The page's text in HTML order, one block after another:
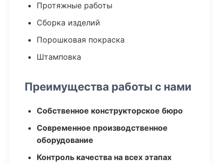
Протяжные работы
Сборка изделий
Порошковая покраска
Штамповка
Преимущества работы с нами
Собственное конструкторское бюро
Современное производственное
оборудование
Контроль качества на всех этапах